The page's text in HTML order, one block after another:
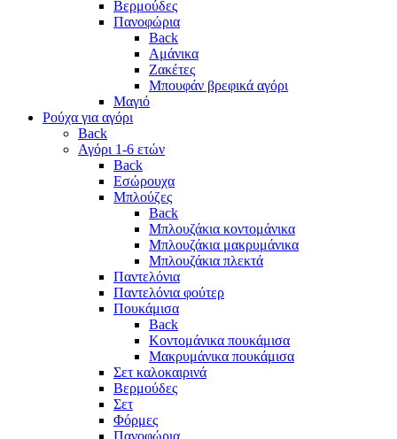
Βερμούδες
Πανοφώρια
Back
Αμάνικα
Ζακέτες
Μπουφάν βρεφικά αγόρι
Μαγιό
Ρούχα για αγόρι
Back
Αγόρι 1-6 ετών
Back
Εσώρουχα
Μπλούζες
Back
Μπλουζάκια κοντομάνικα
Μπλουζάκια μακρυμάνικα
Μπλουζάκια πλεκτά
Παντελόνια
Παντελόνια φούτερ
Πουκάμισα
Back
Κοντομάνικα πουκάμισα
Μακρυμάνικα πουκάμισα
Σετ καλοκαιρινά
Βερμούδες
Σετ
Φόρμες
Πανοφώρια